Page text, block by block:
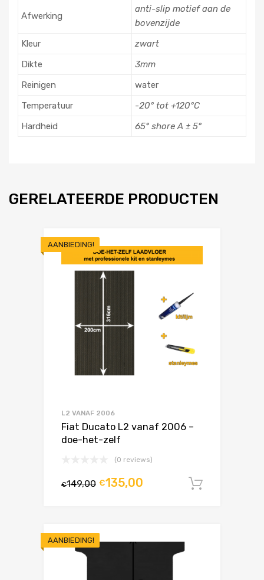
Afwerking
anti-slip motief aan de
bovenzijde
Kleur
zwart
Dikte
3mm
Reinigen
water
Temperatuur
-20° tot +120°C
Hardheid
65° shore A ± 5°
GERELATEERDE PRODUCTEN
AANBIEDING!
L2 VANAF 2006
Fiat Ducato L2 vanaf 2006 –
doe-het-zelf
(0 reviews)
€149,00 €135,00
AANBIEDING!